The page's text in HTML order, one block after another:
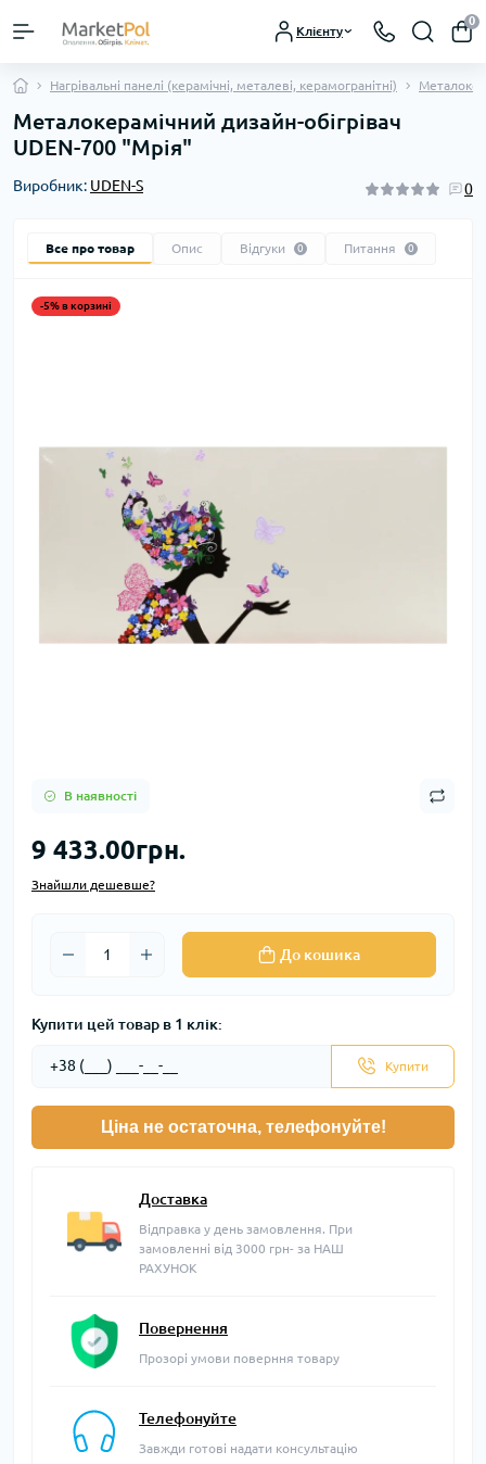
Клієнту
0
Нагрівальні панелі (керамічні, металеві, керамогранітні)
Металокерамічний дизайн-обігрівач
UDEN-700 "Мрія"
Виробник: UDEN-S 0
Все про товар Опис Відгуки 0 Питання 0
-5% в корзині
В наявності
9 433.00грн.
Знайшли дешевше?
До кошика
Купити цей товар в 1 клік:
Купити
Ціна не остаточна, телефонуйте!
Доставка
Відправка у день замовлення. При
замовленні від 3000 грн- за НАШ
РАХУНОК
Повернення
Прозорі умови поверння товару
Телефонуйте
Завжди готові надати консультацію